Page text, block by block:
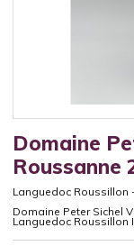
Domaine
Roussanne
Languedoc Roussillon
Domaine Peter Sichel
Languedoc Roussillon